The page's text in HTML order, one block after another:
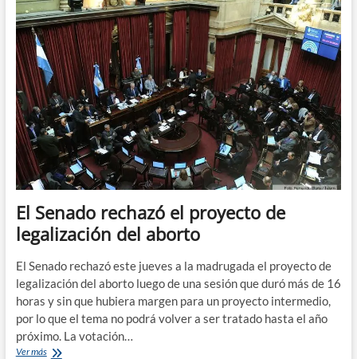
nuevo
protocolo
para
la
interrupción
legal
del
embarazo
El Senado rechazó el proyecto de
legalización del aborto
El Senado rechazó este jueves a la madrugada el proyecto de
legalización del aborto luego de una sesión que duró más de 16
horas y sin que hubiera margen para un proyecto intermedio,
por lo que el tema no podrá volver a ser tratado hasta el año
próximo. La votación…
Ver másEl